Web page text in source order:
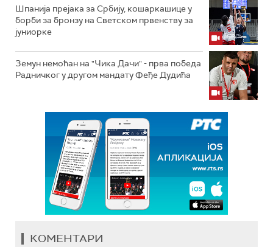
Шпанија прејакa за Србију, кошаркашице у
борби за бронзу на Светском првенству за
јуниорке
Земун немоћан на "Чика Дачи" - прва победа
Радничког у другом мандату Феђе Дудића
КОМЕНТАРИ